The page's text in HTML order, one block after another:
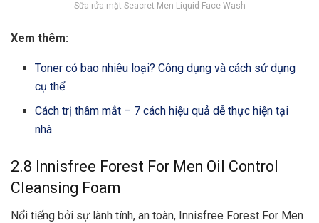
Sữa rửa mặt Seacret Men Liquid Face Wash
Xem thêm:
Toner có bao nhiêu loại? Công dụng và cách sử dụng
cụ thể
Cách trị thâm mắt – 7 cách hiệu quả dễ thực hiện tại
nhà
2.8 Innisfree Forest For Men Oil Control
Cleansing Foam
Nổi tiếng bởi sự lành tính, an toàn, Innisfree Forest For Men